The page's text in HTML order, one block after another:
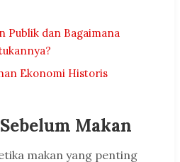
Publik dan Bagaimana
Ekonomi Historis
Makan
makan yang penting